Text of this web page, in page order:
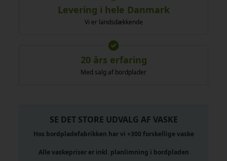
Levering i hele Danmark
Vi er landsdækkende
20 års erfaring
Med salg af bordplader
SE DET STORE UDVALG AF VASKE
Hos bordpladefabrikken har vi +300 forskellige vaske
Alle vaskepriser er inkl. planlimning i bordpladen